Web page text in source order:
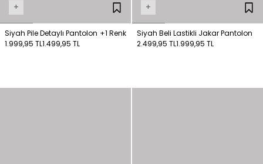
+
Siyah Pile Detaylı Pantolon +1 Renk
1.999,95 TL1.499,95 TL
+
Siyah Beli Lastikli Jakar Pantolon
2.499,95 TL1.999,95 TL